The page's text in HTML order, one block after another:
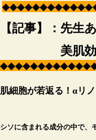
◆◆◆◆◆◆◆◆◆◆◆◆
【記事】：先生
美肌効果っ
◆◆◆◆◆◆◆◆◆◆◆◆
肌細胞が若返る！ αリ
シソに含まれる成分の中で、